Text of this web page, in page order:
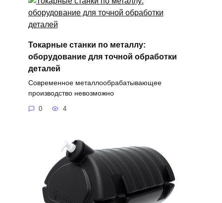
Токарные станки по металлу:
оборудование для точной обработки
деталей
Современное металлообрабатывающее
производство невозможно
0 4